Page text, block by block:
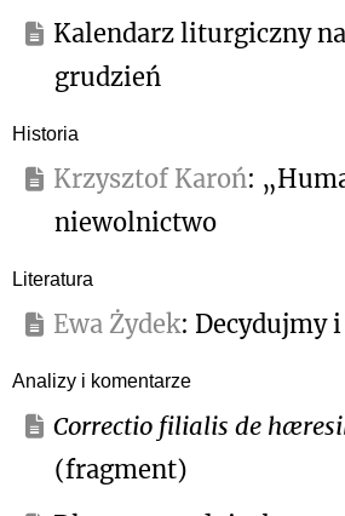
Kalendarz liturgiczny
grudzień
Historia
Krzysztof Karoń:
niewolnictwo
Literatura
Ewa Żydek: Decydujmy
Analizy i komentarze
Correctio filialis de
(fragment)